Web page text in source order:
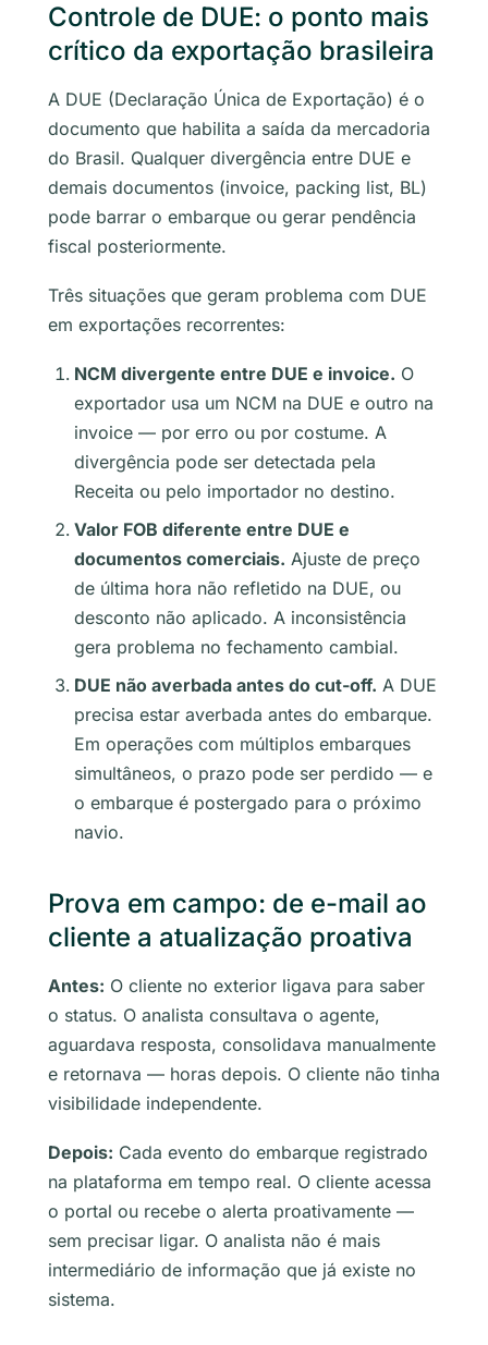
Controle de DUE: o ponto mais
crítico da exportação brasileira
A DUE (Declaração Única de Exportação) é o
documento que habilita a saída da mercadoria
do Brasil. Qualquer divergência entre DUE e
demais documentos (invoice, packing list, BL)
pode barrar o embarque ou gerar pendência
fiscal posteriormente.
Três situações que geram problema com DUE
em exportações recorrentes:
NCM divergente entre DUE e invoice. O
exportador usa um NCM na DUE e outro na
invoice — por erro ou por costume. A
divergência pode ser detectada pela
Receita ou pelo importador no destino.
Valor FOB diferente entre DUE e
documentos comerciais. Ajuste de preço
de última hora não refletido na DUE, ou
desconto não aplicado. A inconsistência
gera problema no fechamento cambial.
DUE não averbada antes do cut-off. A DUE
precisa estar averbada antes do embarque.
Em operações com múltiplos embarques
simultâneos, o prazo pode ser perdido — e
o embarque é postergado para o próximo
navio.
Prova em campo: de e-mail ao
cliente a atualização proativa
Antes: O cliente no exterior ligava para saber
o status. O analista consultava o agente,
aguardava resposta, consolidava manualmente
e retornava — horas depois. O cliente não tinha
visibilidade independente.
Depois: Cada evento do embarque registrado
na plataforma em tempo real. O cliente acessa
o portal ou recebe o alerta proativamente —
sem precisar ligar. O analista não é mais
intermediário de informação que já existe no
sistema.